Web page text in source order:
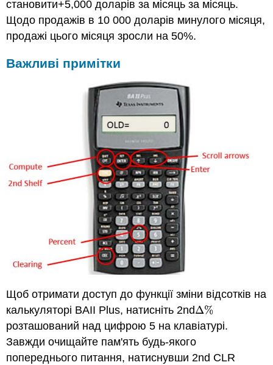
становити+5,000 доларів за місяць за місяць.
Щодо продажів в 10 000 доларів минулого місяця,
продажі цього місяця зросли на 50%.
Важливі примітки
Щоб отримати доступ до функції зміни відсотків на
калькуляторі BAII Plus, натисніть 2ndΔ%
Δ%
розташований над цифрою 5 на клавіатурі.
Завжди очищайте пам'ять будь-якого
попереднього питання, натиснувши 2nd CLR